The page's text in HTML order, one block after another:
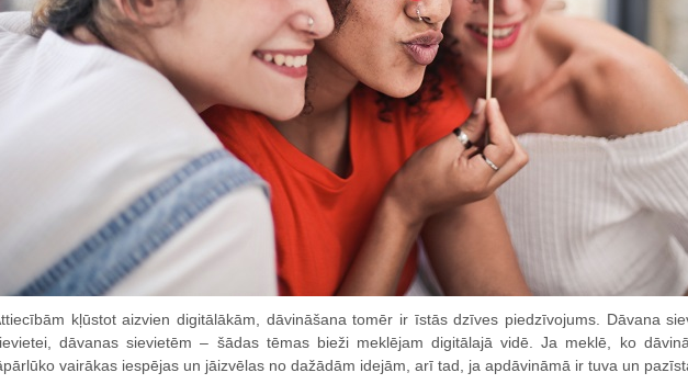
kļūstot aizvien digitālākām, dāvināšana tomēr ir īstās dzīves piedzīvojums. Dāvana
dāvanas sievietēm – šādas tēmas bieži meklējam digitālajā vidē. Ja meklē, ko
vairākas iespējas un jāizvēlas no dažādām idejām, arī tad, ja apdāvināmā ir tuva un